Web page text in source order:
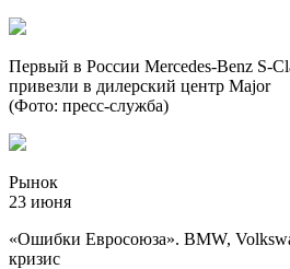
Первый в России Mercedes-Benz S-
привезли в дилерский центр Major
(Фото: пресс-служба)
Рынок
23 июня
«Ошибки Евросоюза». BMW,
кризис